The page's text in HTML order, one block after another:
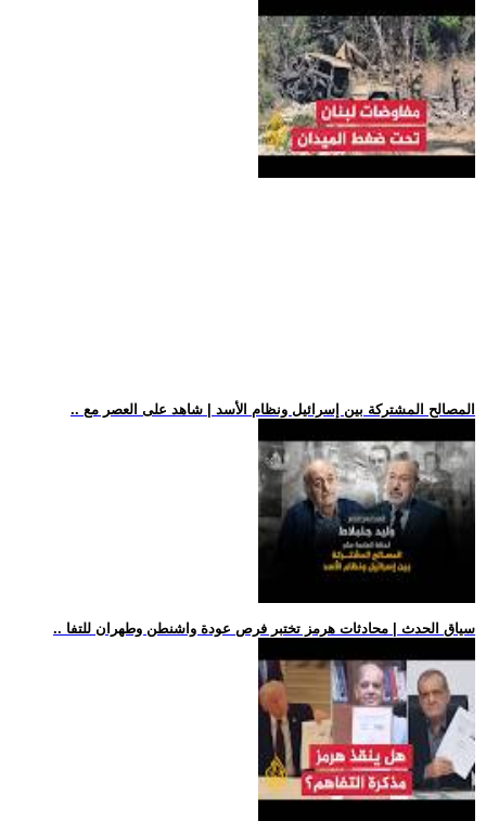
.. المصالح المشتركة بين إسرائيل ونظام الأسد | شاهد على العصر مع
.. سياق الحدث | محادثات هرمز تختبر فرص عودة واشنطن وطهران للتفا